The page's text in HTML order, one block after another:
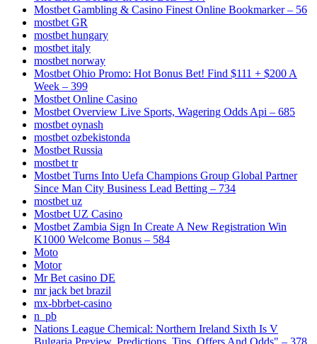
Mostbet Gambling & Casino Finest Online Bookmarker – 56
mostbet GR
mostbet hungary
mostbet italy
mostbet norway
Mostbet Ohio Promo: Hot Bonus Bet! Find $111 + $200 A
Week – 399
Mostbet Online Casino
Mostbet Overview Live Sports, Wagering Odds Api – 685
mostbet oynash
mostbet ozbekistonda
Mostbet Russia
mostbet tr
Mostbet Turns Into Uefa Champions Group Global Partner
Since Man City Business Lead Betting – 734
mostbet uz
Mostbet UZ Casino
Mostbet Zambia Sign In Create A New Registration Win
K1000 Welcome Bonus – 584
Moto
Motor
Mr Bet casino DE
mr jack bet brazil
mx-bbrbet-casino
n_pb
Nations League Chemical: Northern Ireland Sixth Is V
Bulgaria Preview, Predictions, Tips, Offers And Odds" – 378